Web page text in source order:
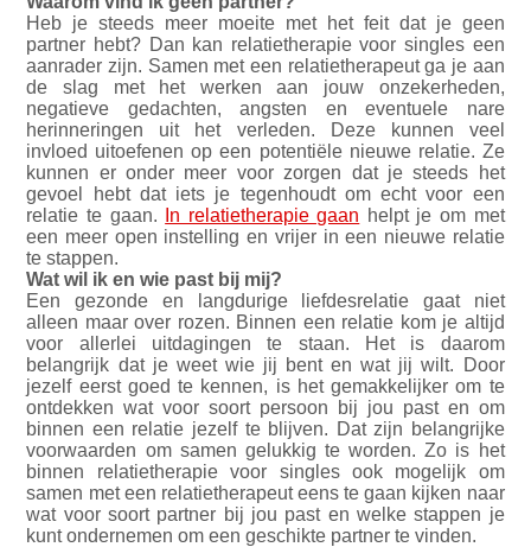
Heb je steeds meer moeite met het feit dat je geen
partner hebt? Dan kan relatietherapie voor singles een
aanrader zijn. Samen met een relatietherapeut ga je aan
de slag met het werken aan jouw onzekerheden,
negatieve gedachten, angsten en eventuele nare
herinneringen uit het verleden. Deze kunnen veel
invloed uitoefenen op een potentiële nieuwe relatie. Ze
kunnen er onder meer voor zorgen dat je steeds het
gevoel hebt dat iets je tegenhoudt om echt voor een
relatie te gaan.
In relatietherapie gaan helpt je om met
een meer open instelling en vrijer in een nieuwe relatie
te stappen.
Wat wil ik en wie past bij mij?
Een gezonde en langdurige liefdesrelatie gaat niet
alleen maar over rozen. Binnen een relatie kom je altijd
voor allerlei uitdagingen te staan. Het is daarom
belangrijk dat je weet wie jij bent en wat jij wilt. Door
jezelf eerst goed te kennen, is het gemakkelijker om te
ontdekken wat voor soort persoon bij jou past en om
binnen een relatie jezelf te blijven. Dat zijn belangrijke
voorwaarden om samen gelukkig te worden. Zo is het
binnen relatietherapie voor singles ook mogelijk om
samen met een relatietherapeut eens te gaan kijken naar
wat voor soort partner bij jou past en welke stappen je
kunt ondernemen om een geschikte partner te vinden.